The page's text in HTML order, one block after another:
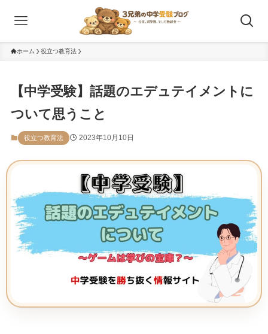
ホーム 役立つ教育法
【中学受験】話題のエデュテイメントに
ついて思うこと
役立つ教育法 2023年10月10日